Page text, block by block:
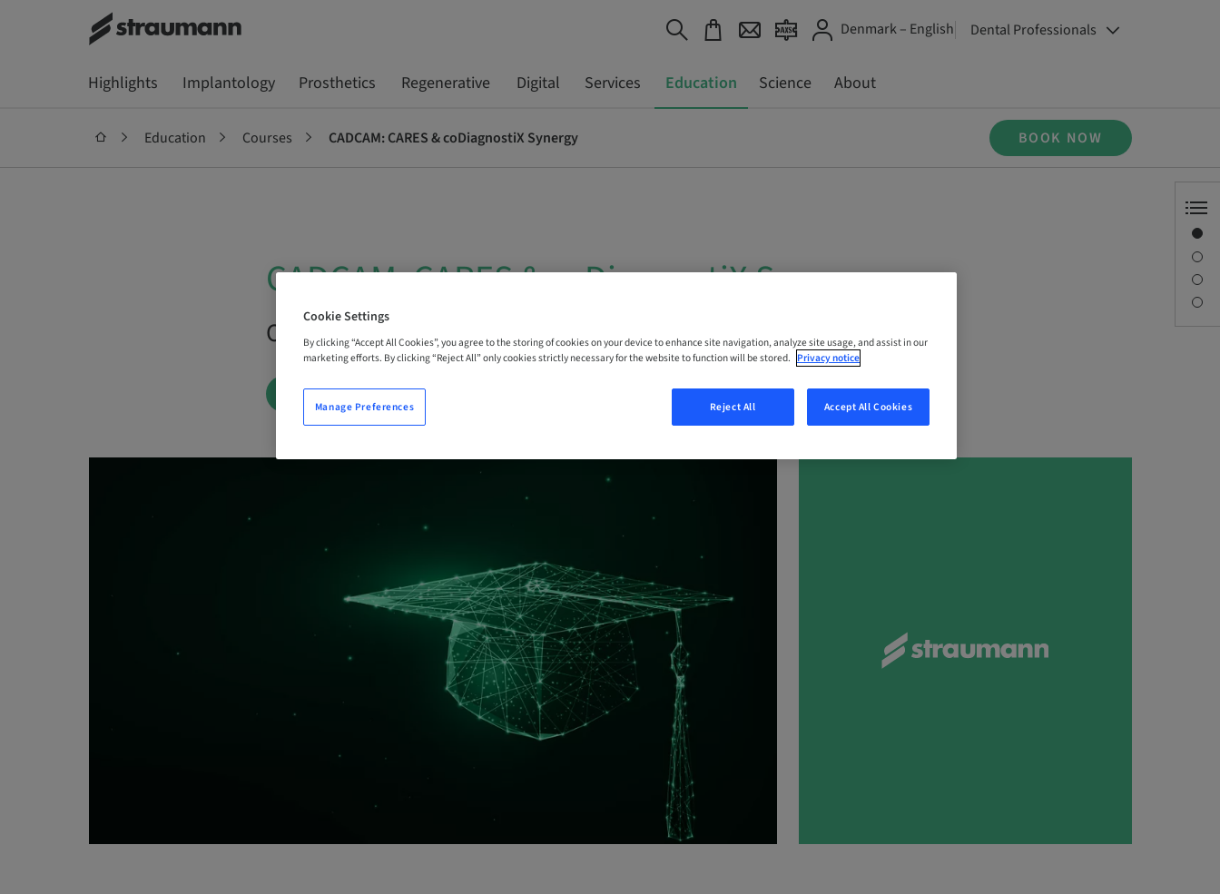
Denmark – English Dental Professionals
Highlights Implantology Prosthetics Regenerative Digital Services Education Science About
Education Courses CADCAM: CARES & coDiagnostiX Synergy BOOK NOW
CADCAM: CARES & coDiagnostiX Synergy
On Demand | Online
BOOK NOW
Cookie Settings
By clicking “Accept All Cookies”, you agree to the storing of cookies on your device to enhance site navigation, analyze site usage, and assist in our
marketing efforts. By clicking “Reject All” only cookies strictly necessary for the website to function will be stored. Privacy notice
Reject All Accept All Cookies
Manage Preferences